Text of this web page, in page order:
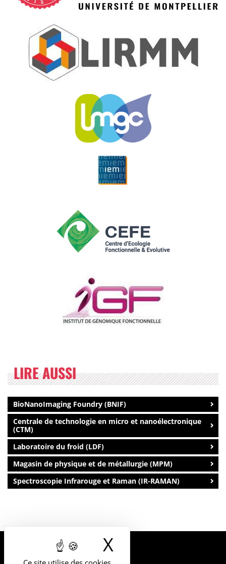
X
LIRE AUSSI
BioNanoImaging Foundry (BNIF)
Centrale de technologie en micro et nanoélectronique
(CTM)
Laboratoire du froid (LDF)
Magasin de physique et de métallurgie (MPM)
Spectroscopie Infrarouge et Raman (IR-RAMAN)
UNIVERSITÉ